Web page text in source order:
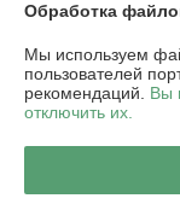
Информация для
Юридическое лицо:
220018, г. Минск, ул.
Регистрационный
Обработка
Мы используем
пользователей
рекомендаций. Вы
отключить их.